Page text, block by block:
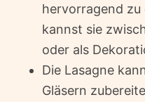
hervorragend zu
kannst sie
oder als
Die Lasagne
Gläsern